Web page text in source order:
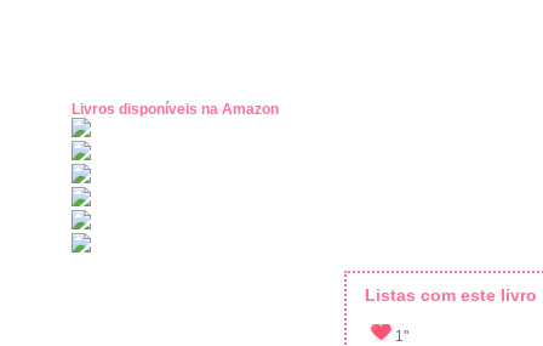
Livros disponíveis na Amazon
Listas com este livro
1"